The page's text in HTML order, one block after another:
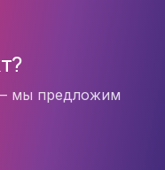
мы предложим